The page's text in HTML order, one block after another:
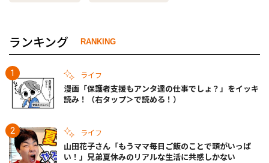
ランキング RANKING
ライフ
漫画「保護者支援もアンタ達の仕事でしょ？」をイッキ
読み！（右タップ＞で読める！）
ライフ
山田花子さん「もうママ毎日ご飯のことで頭がいっぱ
い！」兄弟夏休みのリアルな生活に共感しかない